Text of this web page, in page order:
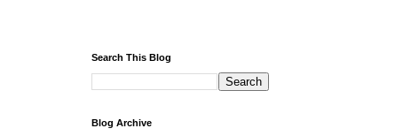
Search This Blog
Blog Archive